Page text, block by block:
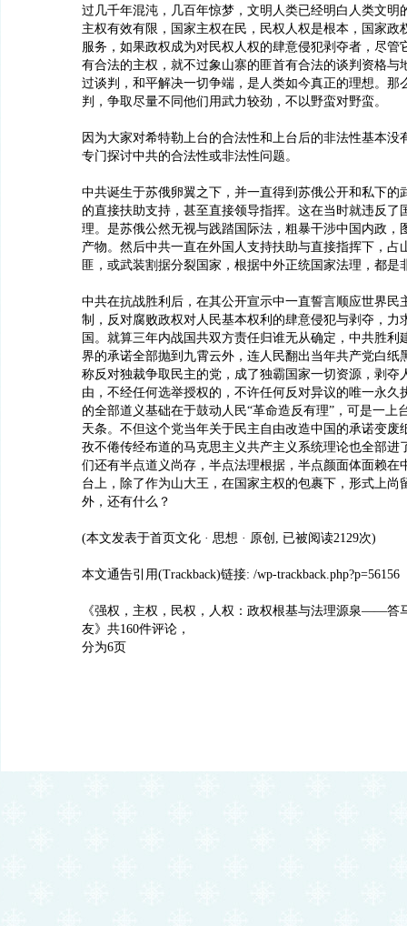
过几千年混沌，几百年惊梦，文明人类已经明白人类文明
主权有效有限，国家主权在民，民权人权是根本，国家政
服务，如果政权成为对民权人权的肆意侵犯剥夺者，尽管
有合法的主权，就不过象山寨的匪首有合法的谈判资格与
过谈判，和平解决一切争端，是人类如今真正的理想。那
判，争取尽量不同他们用武力较劲，不以野蛮对野蛮。
因为大家对希特勒上台的合法性和上台后的非法性基本没
专门探讨中共的合法性或非法性问题。
中共诞生于苏俄卵翼之下，并一直得到苏俄公开和私下的
的直接扶助支持，甚至直接领导指挥。这在当时就违反了
理。是苏俄公然无视与践踏国际法，粗暴干涉中国内政，
产物。然后中共一直在外国人支持扶助与直接指挥下，占
匪，或武装割据分裂国家，根据中外正统国家法理，都是
中共在抗战胜利后，在其公开宣示中一直誓言顺应世界民
制，反对腐败政权对人民基本权利的肆意侵犯与剥夺，力
国。就算三年内战国共双方责任归谁无从确定，中共胜利
界的承诺全部抛到九霄云外，连人民翻出当年共产党白纸
称反对独裁争取民主的党，成了独霸国家一切资源，剥夺
由，不经任何选举授权的，不许任何反对异议的唯一永久
的全部道义基础在于鼓动人民“革命造反有理”，可是一上
天条。不但这个党当年关于民主自由改造中国的承诺变废
孜不倦传经布道的马克思主义共产主义系统理论也全部进
们还有半点道义尚存，半点法理根据，半点颜面体面赖在
台上，除了作为山大王，在国家主权的包裹下，形式上尚
外，还有什么？
(本文发表于首页文化 · 思想 · 原创, 已被阅读2129次)
本文通告引用(Trackback)链接: /wp-trackback.php?p=56156
《强权，主权，民权，人权：政权根基与法理源泉——答
友》共160件评论，
分为6页